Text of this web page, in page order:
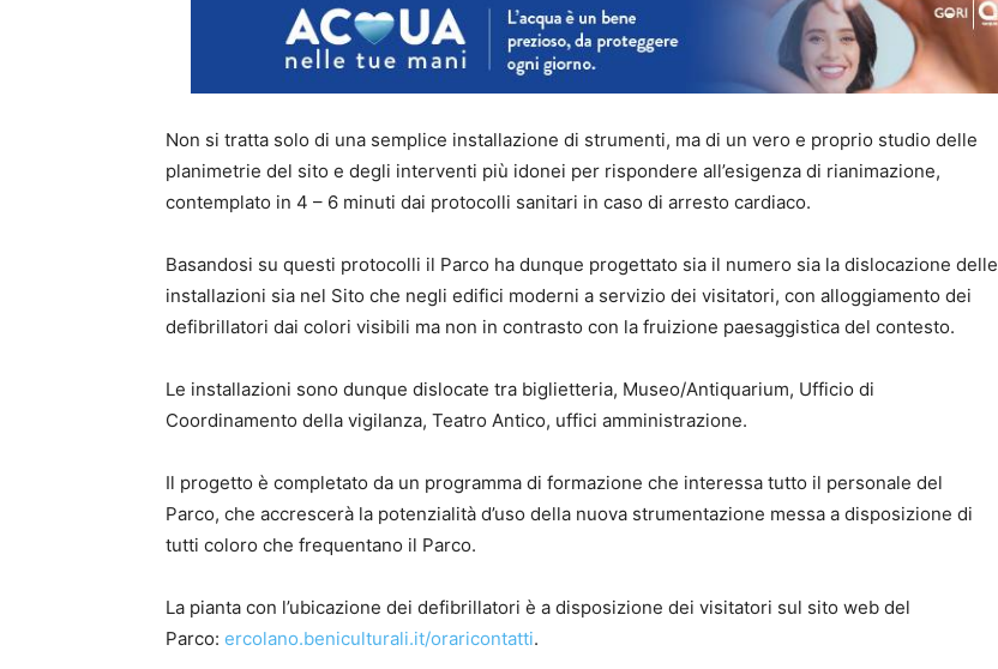
Non si tratta solo di una semplice installazione di strumenti, ma di un vero e proprio studio delle
planimetrie del sito e degli interventi più idonei per rispondere all’esigenza di rianimazione,
contemplato in 4 – 6 minuti dai protocolli sanitari in caso di arresto cardiaco.
Basandosi su questi protocolli il Parco ha dunque progettato sia il numero sia la dislocazione delle
installazioni sia nel Sito che negli edifici moderni a servizio dei visitatori, con alloggiamento dei
defibrillatori dai colori visibili ma non in contrasto con la fruizione paesaggistica del contesto.
Le installazioni sono dunque dislocate tra biglietteria, Museo/Antiquarium, Ufficio di
Coordinamento della vigilanza, Teatro Antico, uffici amministrazione.
Il progetto è completato da un programma di formazione che interessa tutto il personale del
Parco, che accrescerà la potenzialità d’uso della nuova strumentazione messa a disposizione di
tutti coloro che frequentano il Parco.
La pianta con l’ubicazione dei defibrillatori è a disposizione dei visitatori sul sito web del
Parco: ercolano.beniculturali.it/oraricontatti.